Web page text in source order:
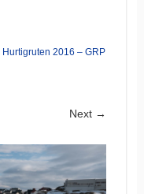
Hurtigruten 2016 – GRP
Next →